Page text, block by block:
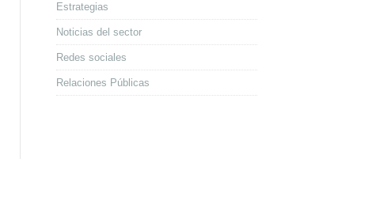
Estrategias
Noticias del sector
Redes sociales
Relaciones Públicas